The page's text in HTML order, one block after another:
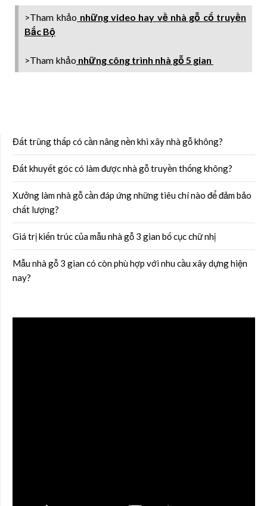
>Tham khảo những video hay về nhà gỗ cổ truyền
Bắc Bộ
>Tham khảo những công trình nhà gỗ 5 gian
Đất trũng thấp có cần nâng nền khi xây nhà gỗ không?
Đất khuyết góc có làm được nhà gỗ truyền thống không?
Xưởng làm nhà gỗ cần đáp ứng những tiêu chí nào để đảm bảo
chất lượng?
Giá trị kiến trúc của mẫu nhà gỗ 3 gian bố cục chữ nhị
Mẫu nhà gỗ 3 gian có còn phù hợp với nhu cầu xây dựng hiện
nay?